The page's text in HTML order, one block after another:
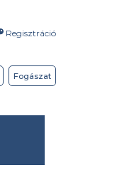
Regisztráció
Fogászat